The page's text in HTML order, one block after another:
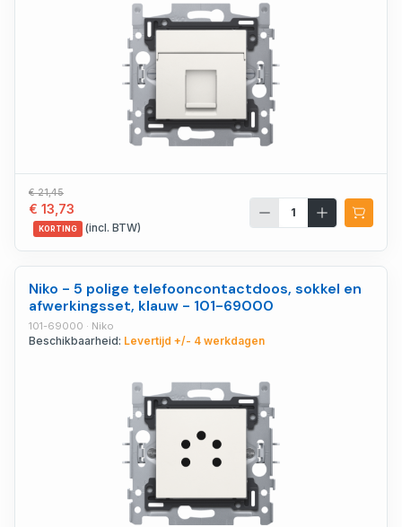
€ 21,45
€ 13,73
KORTING (incl. BTW)
Niko - 5 polige telefooncontactdoos, sokkel en
afwerkingsset, klauw - 101-69000
101-69000 · Niko
Beschikbaarheid: Levertijd +/- 4 werkdagen